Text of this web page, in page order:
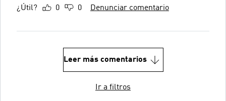
¿Útil? 0 0 Denunciar comentario
Leer más comentarios
Ir a filtros